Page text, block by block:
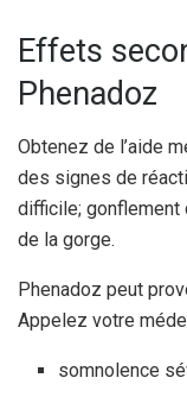
Effets
Phenadoz
Obtenez de l’aide
des signes de
difficile; gonflement
de la gorge.
Phenadoz peut
Appelez votre
somnolence